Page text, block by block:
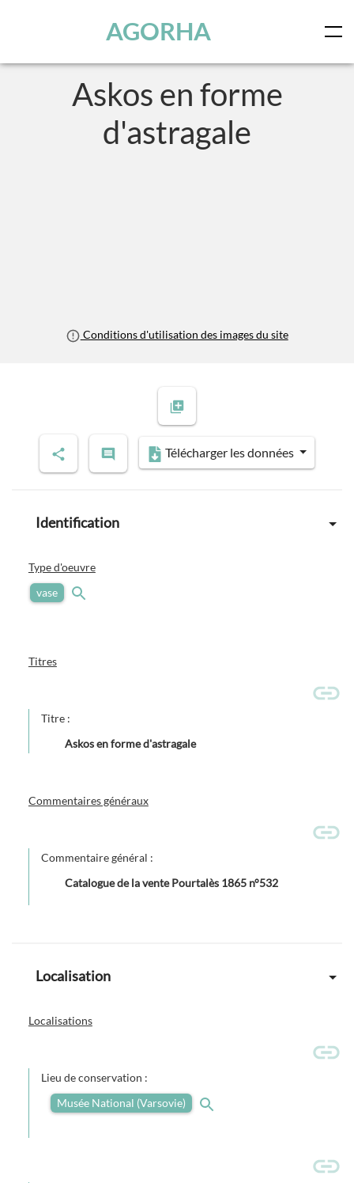
AGORHA
Askos en forme
d'astragale
Conditions d'utilisation des images du site
Télécharger les données
Identification
Type d'oeuvre
vase
Titres
Titre :
Askos en forme d'astragale
Commentaires généraux
Commentaire général :
Catalogue de la vente Pourtalès 1865 n°532
Localisation
Localisations
Lieu de conservation :
Musée National (Varsovie)